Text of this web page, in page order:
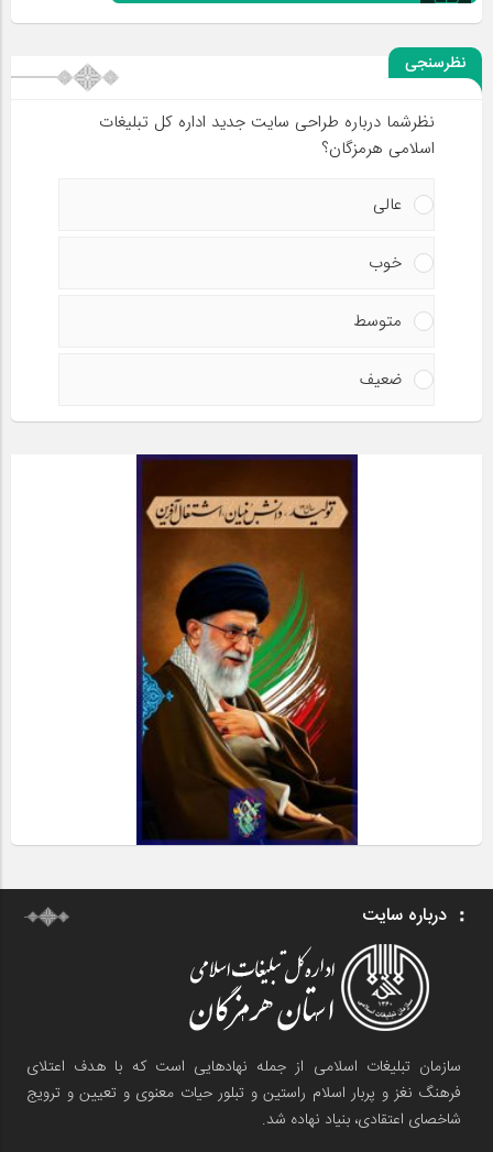
نظرسنجی
نظرشما درباره طراحی سایت جدید اداره کل تبلیغات
اسلامی هرمزگان؟
عالی
خوب
متوسط
ضعیف
درباره سایت
سازمان تبلیغات اسلامی از جمله نهادهایی است که با هدف اعتلای
فرهنگ نغز و پربار اسلام راستین و تبلور حیات معنوی و تعیین و ترویج
شاخصای اعتقادی، بنیاد نهاده شد.